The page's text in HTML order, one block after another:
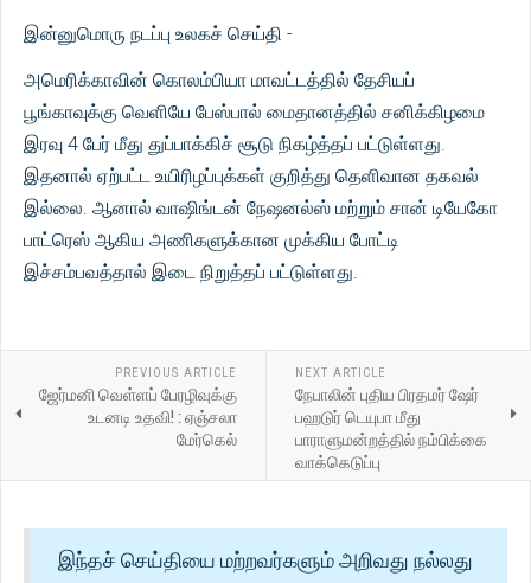
இன்னுமொரு நடப்பு உலகச் செய்தி -
அமெரிக்காவின் கொலம்பியா மாவட்டத்தில் தேசியப்
பூங்காவுக்கு வெளியே பேஸ்பால் மைதானத்தில் சனிக்கிழமை
இரவு 4 பேர் மீது துப்பாக்கிச் சூடு நிகழ்த்தப் பட்டுள்ளது.
இதனால் ஏற்பட்ட உயிரிழப்புக்கள் குறித்து தெளிவான தகவல்
இல்லை. ஆனால் வாஷிங்டன் நேஷனல்ஸ் மற்றும் சான் டியேகோ
பாட்ரெஸ் ஆகிய அணிகளுக்கான முக்கிய போட்டி
இச்சம்பவத்தால் இடை நிறுத்தப் பட்டுள்ளது.
PREVIOUS ARTICLE
ஜேர்மனி வெள்ளப் பேரழிவுக்கு
உடனடி உதவி! : ஏஞ்சலா
மேர்கெல்
NEXT ARTICLE
நேபாலின் புதிய பிரதமர் ஷேர்
பஹடுர் டெயுபா மீது
பாராளுமன்றத்தில் நம்பிக்கை
வாக்கெடுப்பு
இந்தச் செய்தியை மற்றவர்களும் அறிவது நல்லது